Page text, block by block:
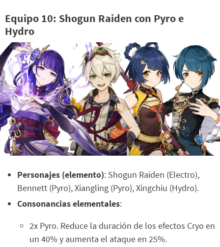
Equipo 10: Shogun Raiden con Pyro e
Hydro
Personajes (elemento): Shogun Raiden (Electro),
Bennett (Pyro), Xiangling (Pyro), Xingchiu (Hydro).
Consonancias elementales:
2x Pyro. Reduce la duración de los efectos Cryo en
un 40% y aumenta el ataque en 25%.